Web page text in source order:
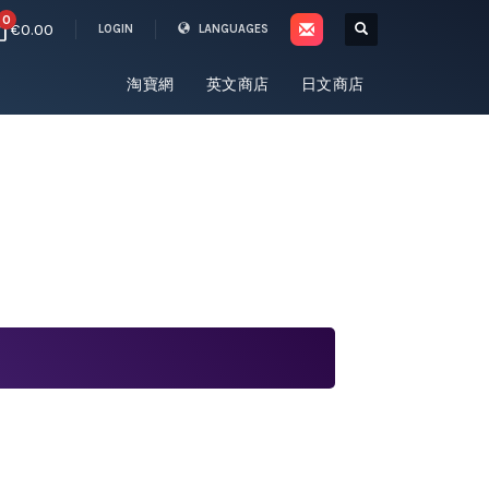
0€0.00 LOGIN LANGUAGES
淘寶網 英文商店 日文商店